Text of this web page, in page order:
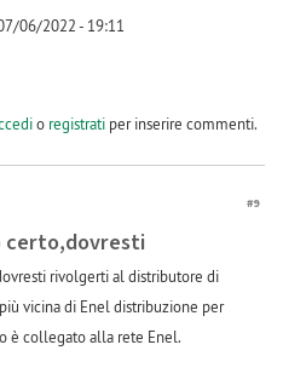
06/2022 - 19:11
o registratiper inserire commenti.
#9
certo,dovresti
rivolgerti al distributore di
vicina di Enel distribuzione per
è collegato alla rete Enel.